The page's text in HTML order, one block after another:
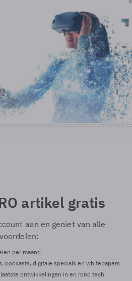
artikel gratis
aan en geniet van alle
voordelen:
per maand
podcasts, digitale specials en whitepapers
ontwikkelingen in en rond tech